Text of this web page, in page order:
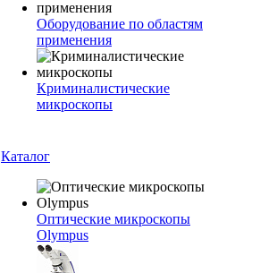
Оборудование по областям
применения
Криминалистические
микроскопы
Каталог
Оптические микроскопы
Olympus